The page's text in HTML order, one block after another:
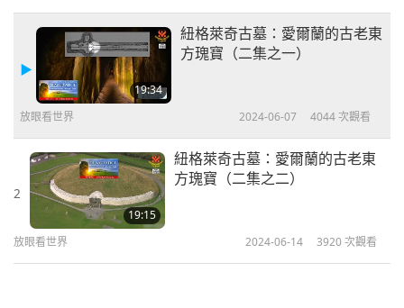
19:34
紐格萊奇古墓：愛爾蘭的古老東
方瑰寶（二集之一）
放眼看世界 2024-06-07 4044次觀看
2
19:15
紐格萊奇古墓：愛爾蘭的古老東
方瑰寶（二集之二）
放眼看世界 2024-06-14 3920次觀看